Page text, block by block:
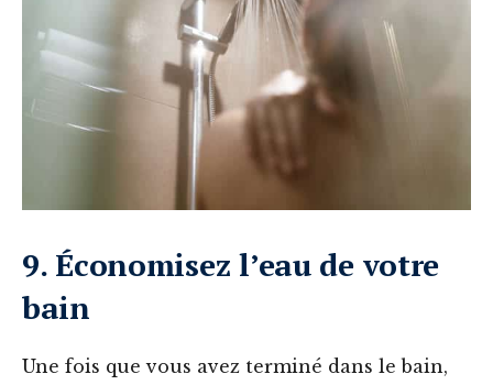
9. Économisez l’eau de votre
bain
Une fois que vous avez terminé dans le bain,